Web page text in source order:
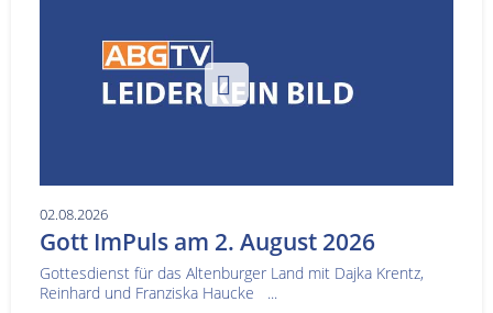
02.08.2026
Gott ImPuls am 2. August 2026
Gottesdienst für das Altenburger Land mit Dajka Krentz,
Reinhard und Franziska Haucke ...